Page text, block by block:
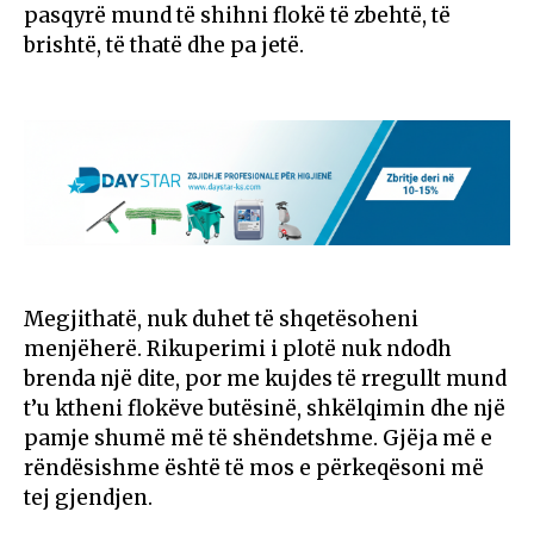
pasqyrë mund të shihni flokë të zbehtë, të
brishtë, të thatë dhe pa jetë.
Megjithatë, nuk duhet të shqetësoheni
menjëherë. Rikuperimi i plotë nuk ndodh
brenda një dite, por me kujdes të rregullt mund
t’u ktheni flokëve butësinë, shkëlqimin dhe një
pamje shumë më të shëndetshme. Gjëja më e
rëndësishme është të mos e përkeqësoni më
tej gjendjen.